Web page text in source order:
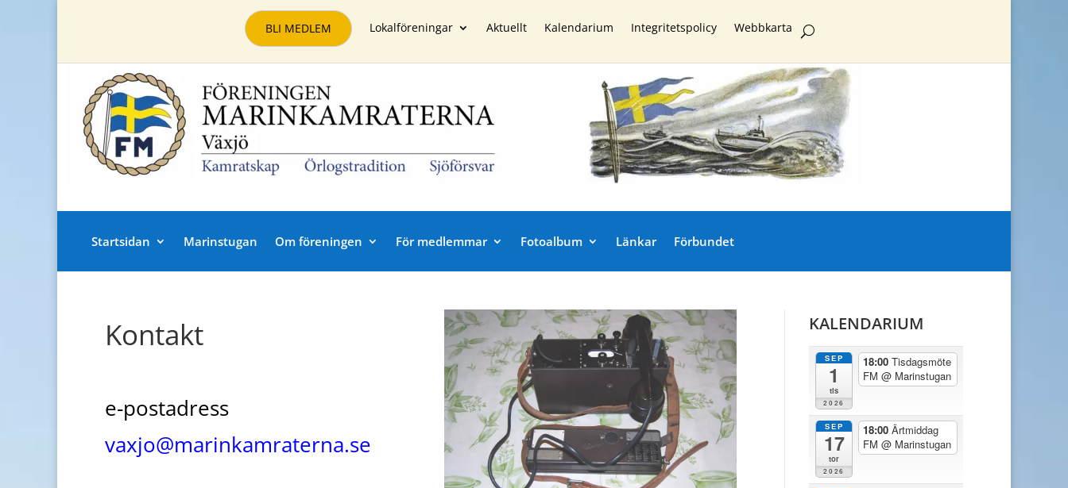
BLI MEDLEM Lokalföreningar Aktuellt Kalendarium Integritetspolicy Webbkarta
Startsidan Marinstugan Om föreningen För medlemmar Fotoalbum Länkar Förbundet
Kontakt
e-postadress
vaxjo@marinkamraterna.se
KALENDARIUM
SEP
1
tis
2026
18:00Tisdagsmöte
FM@ Marinstugan
SEP
17
tor
2026
18:00Ärtmiddag
FM@ Marinstugan